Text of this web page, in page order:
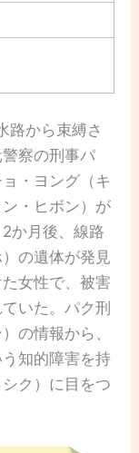
路から束縛さ
察の刑事パ
・ヨング（キ
・ヒボン）が
か月後、線路
の遺体が発見
女性で、被害
いた。パク刑
の情報から、
知的障害を持
ク）に目をつ